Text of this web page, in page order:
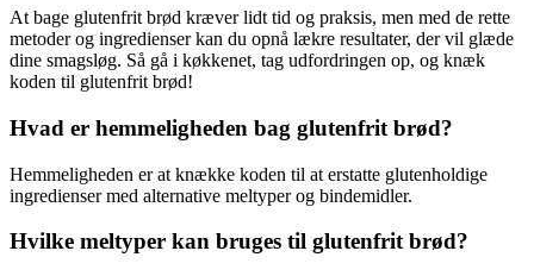
At bage glutenfrit brød kræver lidt tid og praksis, men med de rette
metoder og ingredienser kan du opnå lækre resultater, der vil glæde
dine smagsløg. Så gå i køkkenet, tag udfordringen op, og knæk
koden til glutenfrit brød!
Hvad er hemmeligheden bag glutenfrit brød?
Hemmeligheden er at knække koden til at erstatte glutenholdige
ingredienser med alternative meltyper og bindemidler.
Hvilke meltyper kan bruges til glutenfrit brød?